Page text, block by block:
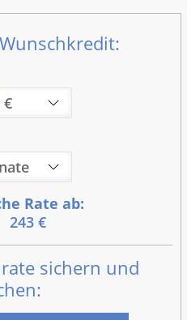
Rate ab:
243 €
sichern und